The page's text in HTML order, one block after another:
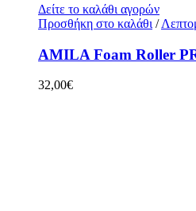
Δείτε το καλάθι αγορών
Προσθήκη στο καλάθι /
AMILA Foam Roller
32,00€